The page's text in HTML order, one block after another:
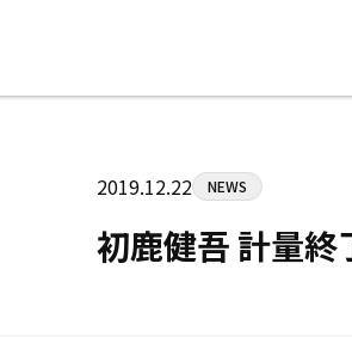
Tel/Fax：042-622-7222
2019.12.22 NEWS
初鹿健吾 計量